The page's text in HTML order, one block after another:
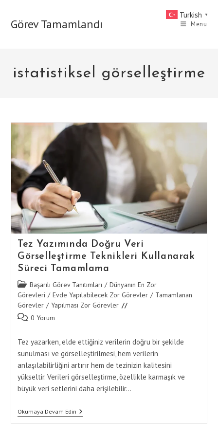
contentGörev Tamamlandı Menu
istatistiksel görselleştirme
Tez Yazımında Doğru Veri
Görselleştirme Teknikleri Kullanarak
Süreci Tamamlama
Post
category:
Başarılı Görev Tanıtımları / Dünyanın En Zor
Görevleri / Evde Yapılabilecek Zor Görevler / Tamamlanan
Görevler / Yapılması Zor Görevler
Post 0 Yorum
Tez yazarken, elde ettiğiniz verilerin doğru bir şekilde
sunulması ve görselleştirilmesi, hem verilerin
anlaşılabilirliğini artırır hem de tezinizin kalitesini
yükseltir. Verileri görselleştirme, özellikle karmaşık ve
büyük veri setlerini daha erişilebilir…
Okumaya Devam EdinTez
Yazımında
Turkish ▼